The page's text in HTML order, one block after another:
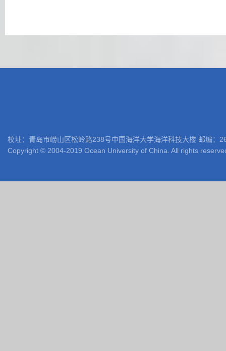
校址：青岛市崂山区松岭路238号中国海洋大学海洋科技大楼 邮编
Copyright © 2004-2019 Ocean University of China. All rights